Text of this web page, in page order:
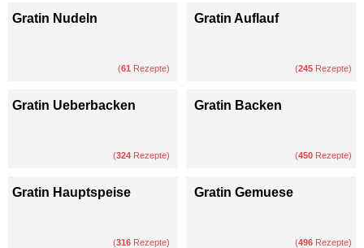
Gratin Nudeln
(61 Rezepte)
Gratin Auflauf
(245 Rezepte)
Gratin Ueberbacken
(324 Rezepte)
Gratin Backen
(450 Rezepte)
Gratin Hauptspeise
(316 Rezepte)
Gratin Gemuese
(496 Rezepte)